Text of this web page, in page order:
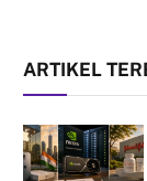
ARTIKEL